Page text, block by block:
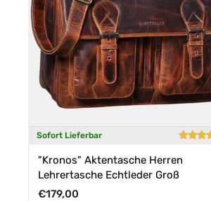
Sofort Lieferbar
"Kronos" Aktentasche Herren
Lehrertasche Echtleder Groß
Normaler Preis
€179,00